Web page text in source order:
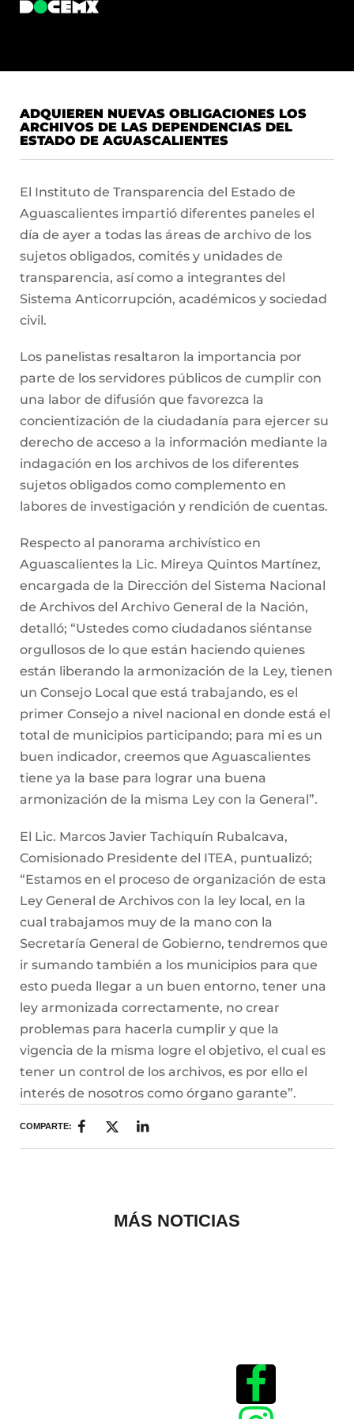
ADQUIEREN NUEVAS OBLIGACIONES LOS
ARCHIVOS DE LAS DEPENDENCIAS DEL
ESTADO DE AGUASCALIENTES
El Instituto de Transparencia del Estado de
Aguascalientes impartió diferentes paneles el
día de ayer a todas las áreas de archivo de los
sujetos obligados, comités y unidades de
transparencia, así como a integrantes del
Sistema Anticorrupción, académicos y sociedad
civil.
Los panelistas resaltaron la importancia por
parte de los servidores públicos de cumplir con
una labor de difusión que favorezca la
concientización de la ciudadanía para ejercer su
derecho de acceso a la información mediante la
indagación en los archivos de los diferentes
sujetos obligados como complemento en
labores de investigación y rendición de cuentas.
Respecto al panorama archivístico en
Aguascalientes la Lic. Mireya Quintos Martínez,
encargada de la Dirección del Sistema Nacional
de Archivos del Archivo General de la Nación,
detalló; “Ustedes como ciudadanos siéntanse
orgullosos de lo que están haciendo quienes
están liberando la armonización de la Ley, tienen
un Consejo Local que está trabajando, es el
primer Consejo a nivel nacional en donde está el
total de municipios participando; para mi es un
buen indicador, creemos que Aguascalientes
tiene ya la base para lograr una buena
armonización de la misma Ley con la General”.
El Lic. Marcos Javier Tachiquín Rubalcava,
Comisionado Presidente del ITEA, puntualizó;
“Estamos en el proceso de organización de esta
Ley General de Archivos con la ley local, en la
cual trabajamos muy de la mano con la
Secretaría General de Gobierno, tendremos que
ir sumando también a los municipios para que
esto pueda llegar a un buen entorno, tener una
ley armonizada correctamente, no crear
problemas para hacerla cumplir y que la
vigencia de la misma logre el objetivo, el cual es
tener un control de los archivos, es por ello el
interés de nosotros como órgano garante”.
COMPARTE:
MÁS NOTICIAS